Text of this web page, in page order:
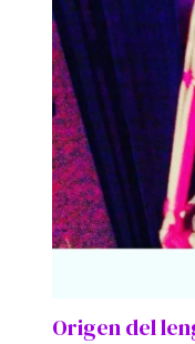
Origen del